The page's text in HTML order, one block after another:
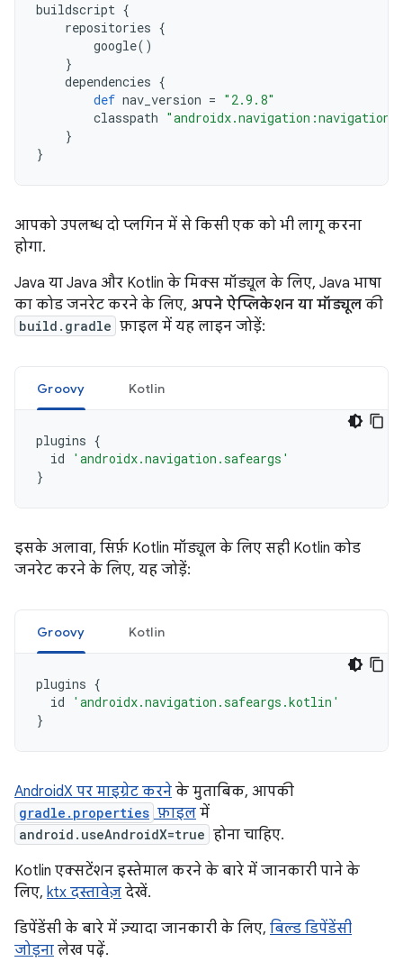
buildscript {
repositories {
google()
}
dependencies {
def nav_version = "2.9.8"
classpath
}
}
आपको उपलब्ध दो प्लगिन में से किसी एक को भी लागू करना
होगा.
Java या Java और Kotlin के मिक्स मॉड्यूल के लिए, Java भाषा
का कोड जनरेट करने के लिए, अपने ऐप्लिकेशन या मॉड्यूल की
build.gradle फ़ाइल में यह लाइन जोड़ें:
Groovy Kotlin
plugins {
id
'androidx.navigation.safeargs'
}
इसके अलावा, सिर्फ़ Kotlin मॉड्यूल के लिए सही Kotlin कोड
जनरेट करने के लिए, यह जोड़ें:
Groovy Kotlin
plugins {
id
'androidx.navigation.safeargs.kotlin'
}
AndroidX पर माइग्रेट करने के मुताबिक, आपकी
gradle.properties फ़ाइल में
android.useAndroidX=true होना चाहिए.
Kotlin एक्सटेंशन इस्तेमाल करने के बारे में जानकारी पाने के
लिए, ktx दस्तावेज़ देखें.
डिपेंडेंसी के बारे में ज़्यादा जानकारी के लिए, बिल्ड डिपेंडेंसी
जोड़ना लेख पढ़ें.